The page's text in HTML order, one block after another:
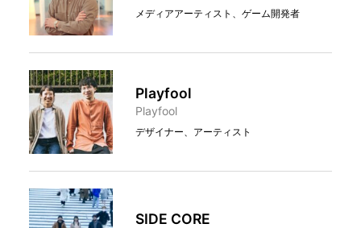
メディアアーティスト、ゲーム開発者
Playfool
Playfool
デザイナー、アーティスト
SIDE CORE